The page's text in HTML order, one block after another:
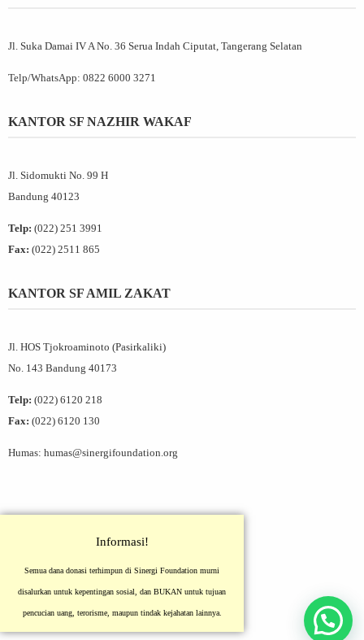
Jl. Suka Damai IV A No. 36 Serua Indah Ciputat, Tangerang Selatan
Telp/WhatsApp: 0822 6000 3271
KANTOR SF NAZHIR WAKAF
Jl. Sidomukti No. 99 H
Bandung 40123
Telp: (022) 251 3991
Fax: (022) 2511 865
KANTOR SF AMIL ZAKAT
Jl. HOS Tjokroaminoto (Pasirkaliki)
No. 143 Bandung 40173
Telp: (022) 6120 218
Fax: (022) 6120 130
Humas: humas@sinergifoundation.org
Informasi!
Semua dana donasi terhimpun di Sinergi Foundation murni
disalurkan untuk kepentingan sosial, dan BUKAN untuk tujuan
pencucian uang, terorisme, maupun tindak kejahatan lainnya.